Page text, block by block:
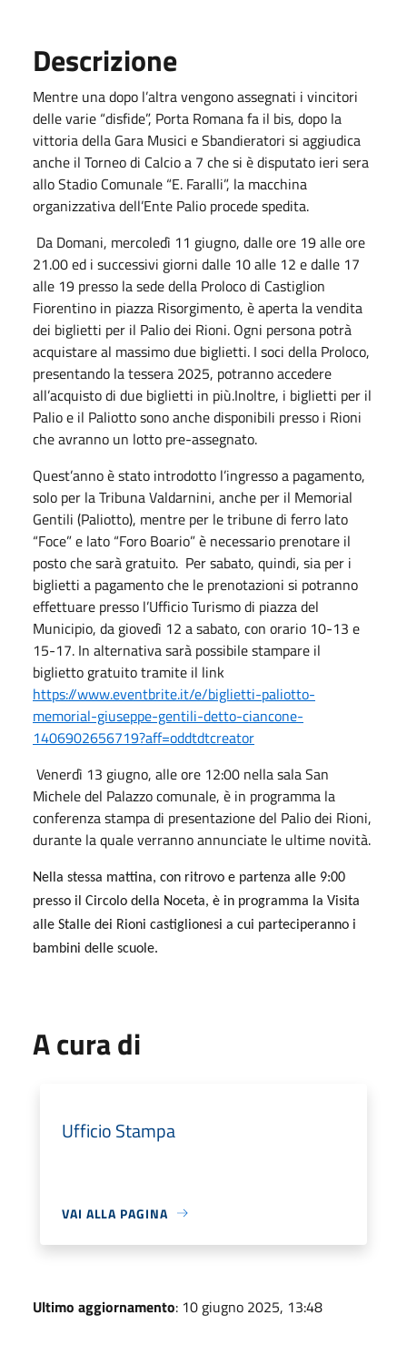
Descrizione
Mentre una dopo l’altra vengono assegnati i vincitori
delle varie “disfide”, Porta Romana fa il bis, dopo la
vittoria della Gara Musici e Sbandieratori si aggiudica
anche il Torneo di Calcio a 7 che si è disputato ieri sera
allo Stadio Comunale “E. Faralli”, la macchina
organizzativa dell’Ente Palio procede spedita.
Da Domani, mercoledì 11 giugno, dalle ore 19 alle ore
21.00 ed i successivi giorni dalle 10 alle 12 e dalle 17
alle 19 presso la sede della Proloco di Castiglion
Fiorentino in piazza Risorgimento, è aperta la vendita
dei biglietti per il Palio dei Rioni. Ogni persona potrà
acquistare al massimo due biglietti. I soci della Proloco,
presentando la tessera 2025, potranno accedere
all’acquisto di due biglietti in più.Inoltre, i biglietti per il
Palio e il Paliotto sono anche disponibili presso i Rioni
che avranno un lotto pre-assegnato.
Quest’anno è stato introdotto l’ingresso a pagamento,
solo per la Tribuna Valdarnini, anche per il Memorial
Gentili (Paliotto), mentre per le tribune di ferro lato
“Foce” e lato “Foro Boario” è necessario prenotare il
posto che sarà gratuito. Per sabato, quindi, sia per i
biglietti a pagamento che le prenotazioni si potranno
effettuare presso l’Ufficio Turismo di piazza del
Municipio, da giovedì 12 a sabato, con orario 10-13 e
15-17. In alternativa sarà possibile stampare il
biglietto gratuito tramite il link
https://www.eventbrite.it/e/biglietti-paliotto-
memorial-giuseppe-gentili-detto-ciancone-
1406902656719?aff=oddtdtcreator
Venerdì 13 giugno, alle ore 12:00 nella sala San
Michele del Palazzo comunale, è in programma la
conferenza stampa di presentazione del Palio dei Rioni,
durante la quale verranno annunciate le ultime novità.
Nella stessa mattina, con ritrovo e partenza alle 9:00
presso il Circolo della Noceta, è in programma la Visita
alle Stalle dei Rioni castiglionesi a cui parteciperanno i
bambini delle scuole.
A cura di
Ufficio Stampa
VAI ALLA PAGINA
Ultimo aggiornamento: 10 giugno 2025, 13:48